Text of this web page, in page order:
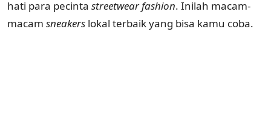
hati para pecinta streetwear fashion. Inilah macam-
macam sneakers lokal terbaik yang bisa kamu coba.